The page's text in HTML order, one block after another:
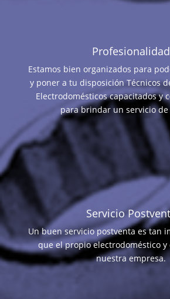
Profesionalidad
Estamos bien organizados para
y poner a tu disposición Técnicos
Electrodomésticos capacitados y
para brindar un servicio
Servicio
Un buen servicio postventa es tan
que el propio electrodoméstico
nuestra empresa.